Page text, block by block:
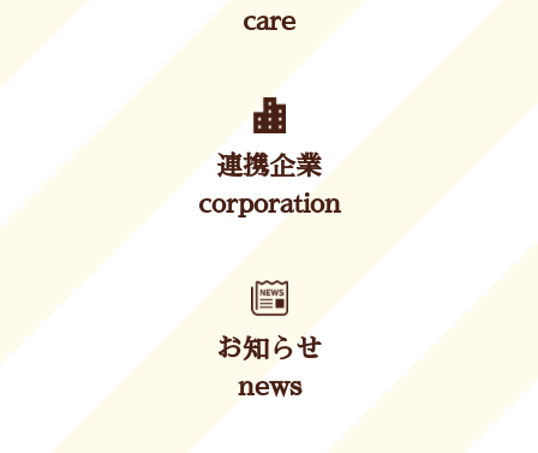
care
連携企業
corporation
お知らせ
news